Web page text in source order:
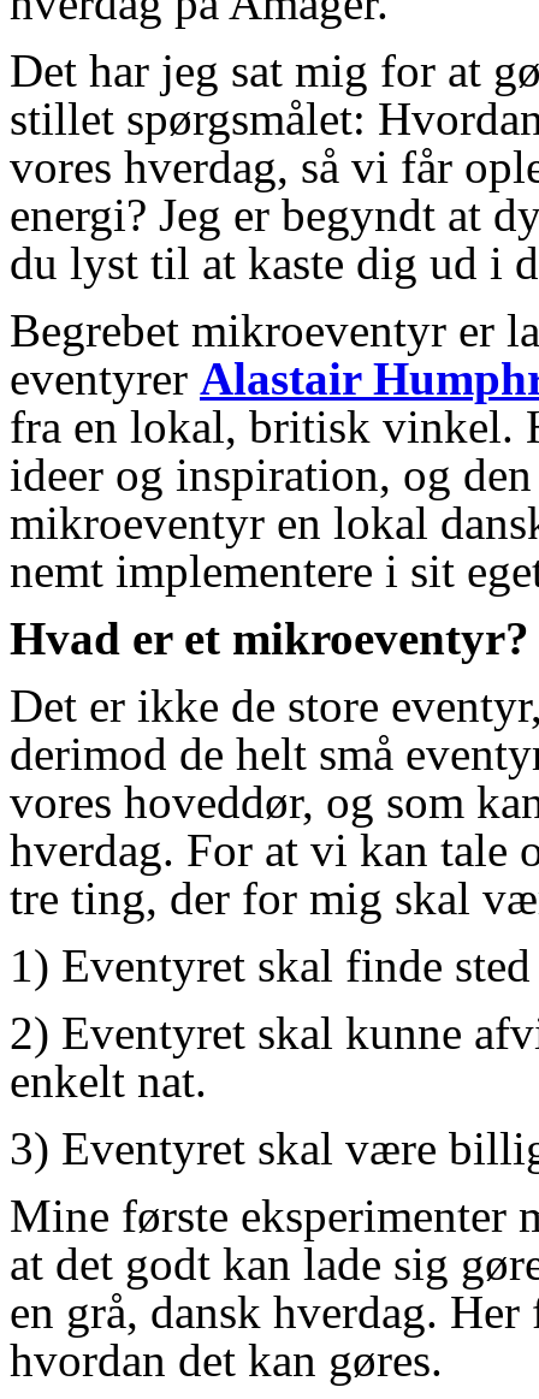
Det har jeg sat mig for at
stillet spørgsmålet:
vores hverdag, så vi får
energi? Jeg er begyndt at
du lyst til at kaste dig ud i
Begrebet mikroeventyr er
eventyrer Alastair
fra en lokal, britisk vinkel.
ideer og inspiration, og
mikroeventyr en lokal
nemt implementere i sit
Hvad er et mikroeventyr?
Det er ikke de store
derimod de helt små
vores hoveddør, og som
hverdag. For at vi kan tale
tre ting, der for mig skal
1) Eventyret skal finde
2) Eventyret skal kunne
enkelt nat.
3) Eventyret skal være
Mine første
at det godt kan lade sig
en grå, dansk hverdag.
hvordan det kan gøres.